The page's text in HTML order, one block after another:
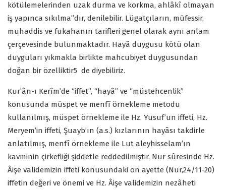
kötülemelerinden uzak durma ve korkma, ahlâkî olmayan
iş yapınca sıkılma”dır, denilebilir. Lügatçıların, müfessir,
muhaddis ve fukahanın tarifleri genel olarak aynı anlam
çerçevesinde bulunmaktadır. Hayâ duygusu kötü olan
duyguları yıkmakla birlikte mahcubiyet duygusundan
doğan bir özelliktir5 de diyebiliriz.
Kur’ân-ı Kerîm’de “iffet”, “hayâ” ve “müstehcenlik”
konusunda müspet ve menfî örnekleme metodu
kullanılmış, müspet örnekleme ile Hz. Yusuf’un iffeti, Hz.
Meryem’in iffeti, Şuayb’ın (a.s.) kızlarının hayâsı takdirle
anlatılmış, menfî örnekleme ile Lut aleyhisselam’ın
kavminin çirkefliği şiddetle reddedilmiştir. Nur sûresinde Hz.
Âişe validemizin iffeti konusundaki on ayette (Nur,24/11-20)
iffetin değeri ve önemi ve Hz. Âişe validemizin nezâheti